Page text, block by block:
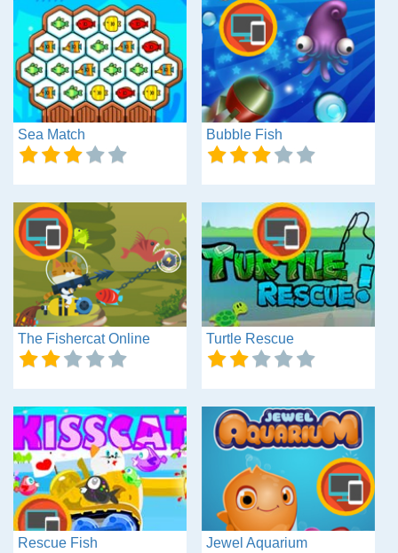
Sea Match Bubble Fish
The Fishercat Online Turtle Rescue
Rescue Fish Jewel Aquarium